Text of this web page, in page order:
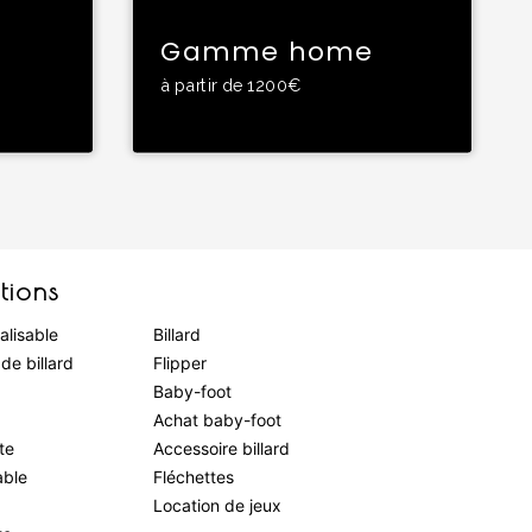
Gamme home
à partir de 1200€
billard
Billard
Flipper
Baby-foot
Achat baby-foot
Accessoire billard
Fléchettes
Location de jeux